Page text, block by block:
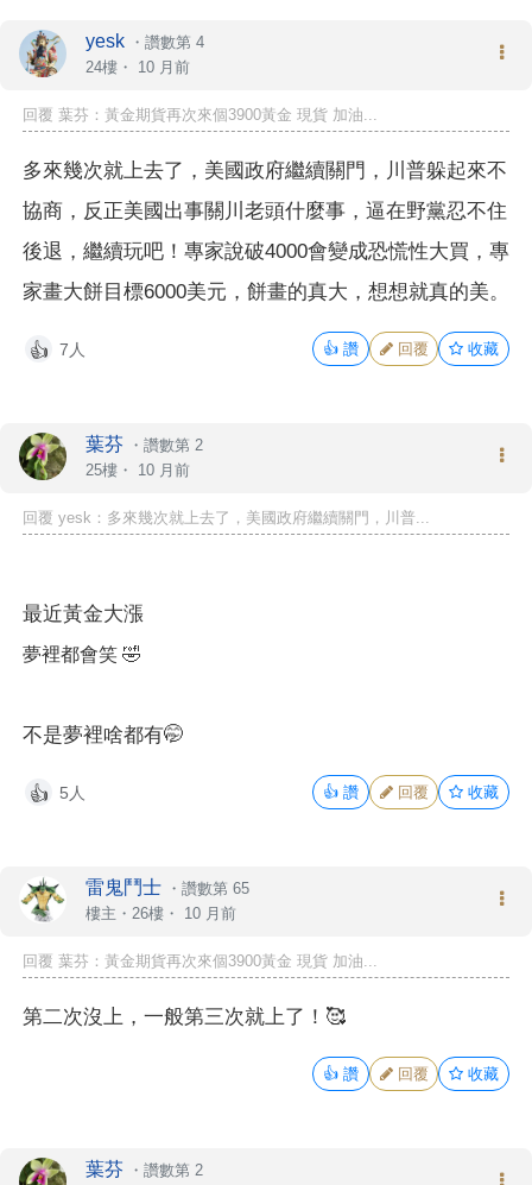
yesk ・ 讚數第 4
24樓・ 10 月前
回覆 葉芬：黃金期貨再次來個3900黃金 現貨 加油...
多來幾次就上去了，美國政府繼續關門，川普躲起來不
協商，反正美國出事關川老頭什麼事，逼在野黨忍不住
後退，繼續玩吧！專家說破4000會變成恐慌性大買，專
家畫大餅目標6000美元，餅畫的真大，想想就真的美。
👍 7人 👍 讚 回覆 收藏
葉芬 ・ 讚數第 2
25樓・ 10 月前
回覆 yesk：多來幾次就上去了，美國政府繼續關門，川普...
最近黃金大漲
夢裡都會笑 🤣
不是夢裡啥都有🤭
👍 5人 👍 讚 回覆 收藏
雷鬼鬥士 ・ 讚數第 65
樓主 ・26樓・ 10 月前
回覆 葉芬：黃金期貨再次來個3900黃金 現貨 加油...
第二次沒上，一般第三次就上了！🥰
👍 讚 回覆 收藏
葉芬 ・ 讚數第 2